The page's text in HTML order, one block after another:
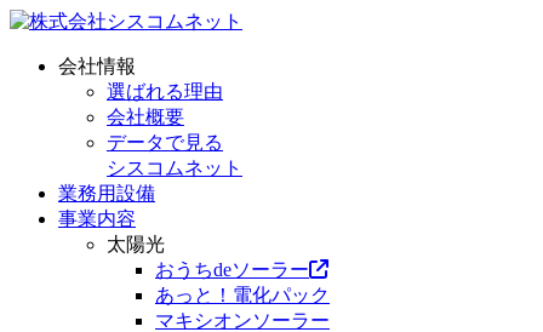
会社情報
選ばれる理由
会社概要
データで見る
シスコムネット
業務用設備
事業内容
太陽光
おうちdeソーラー
あっと！電化パック
マキシオンソーラー